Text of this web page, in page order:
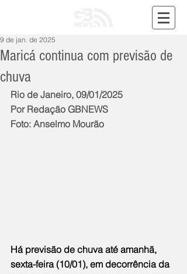
Maricá continua com previsão de
chuva
9 de jan. de 2025
Rio de Janeiro, 09/01/2025
Por Redação GBNEWS
Foto: Anselmo Mourão
Há previsão de chuva até amanhã,
sexta-feira (10/01), em decorrência da